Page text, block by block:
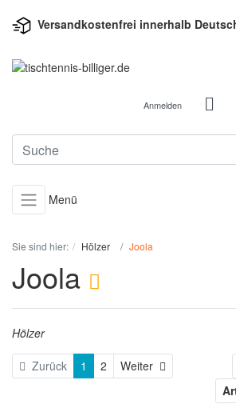
Versandkostenfrei innerhalb
Anmelden
Menü
Sie sind hier: Hölzer Joola
Joola
Hölzer
Zurück 1 2 Weiter